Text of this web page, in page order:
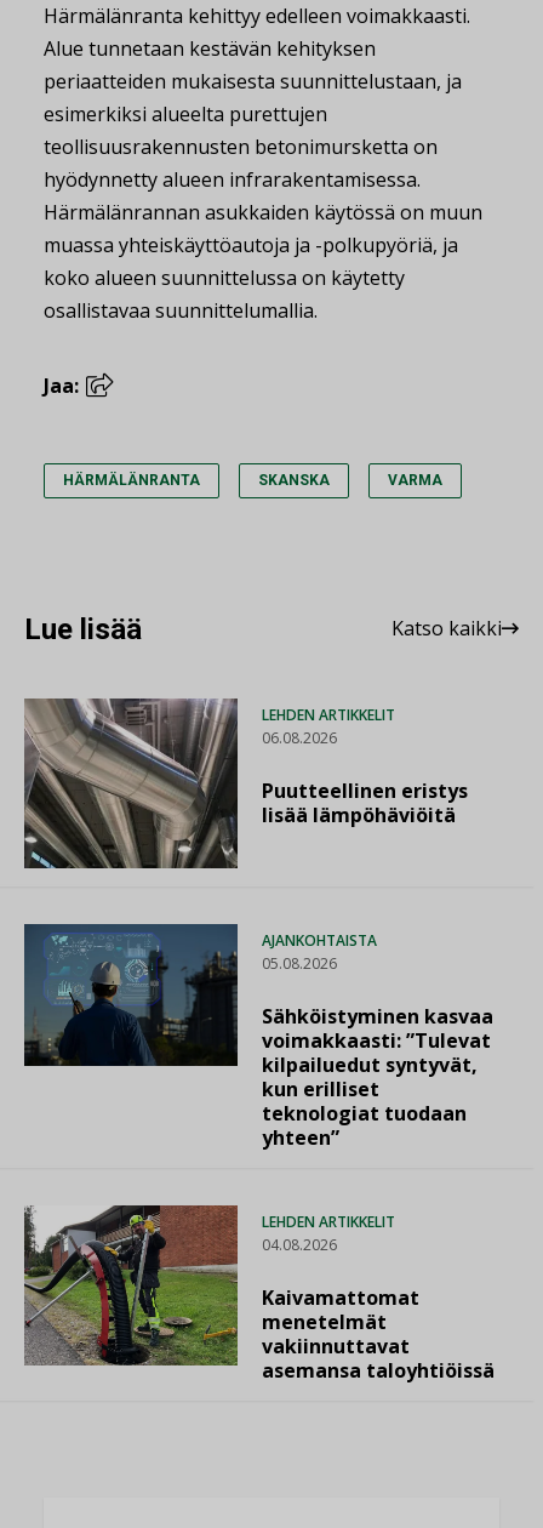
Härmälänranta kehittyy edelleen voimakkaasti.
Alue tunnetaan kestävän kehityksen
periaatteiden mukaisesta suunnittelustaan, ja
esimerkiksi alueelta purettujen
teollisuusrakennusten betonimursketta on
hyödynnetty alueen infrarakentamisessa.
Härmälänrannan asukkaiden käytössä on muun
muassa yhteiskäyttöautoja ja -polkupyöriä, ja
koko alueen suunnittelussa on käytetty
osallistavaa suunnittelumallia.
Jaa:
HÄRMÄLÄNRANTA SKANSKA VARMA
Lue lisää Katso kaikki
LEHDEN ARTIKKELIT
06.08.2026
Puutteellinen eristys
lisää lämpöhäviöitä
AJANKOHTAISTA
05.08.2026
Sähköistyminen kasvaa
voimakkaasti: ”Tulevat
kilpailuedut syntyvät,
kun erilliset
teknologiat tuodaan
yhteen”
LEHDEN ARTIKKELIT
04.08.2026
Kaivamattomat
menetelmät
vakiinnuttavat
asemansa taloyhtiöissä